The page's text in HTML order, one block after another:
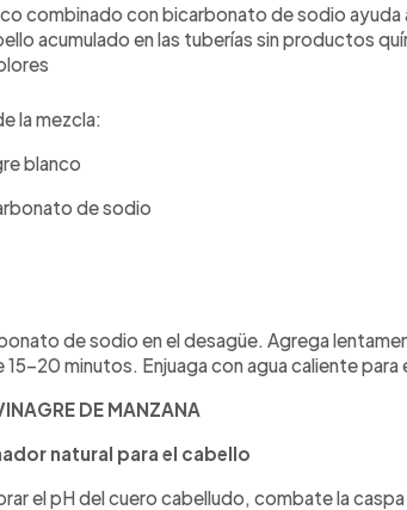
combinado con bicarbonato de sodio ayuda
acumulado en las tuberías sin productos
la mezcla:
blanco
de sodio
de sodio en el desagüe. Agrega
20 minutos. Enjuaga con agua caliente para
DE MANZANA
natural para el cabello
el pH del cuero cabelludo, combate la